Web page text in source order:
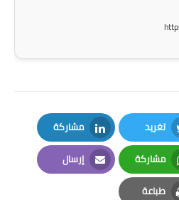
تغريد
Twitter
مشاركة
LinkedIn
مشاركة
Whatsapp
إرسال
Email
طباعة